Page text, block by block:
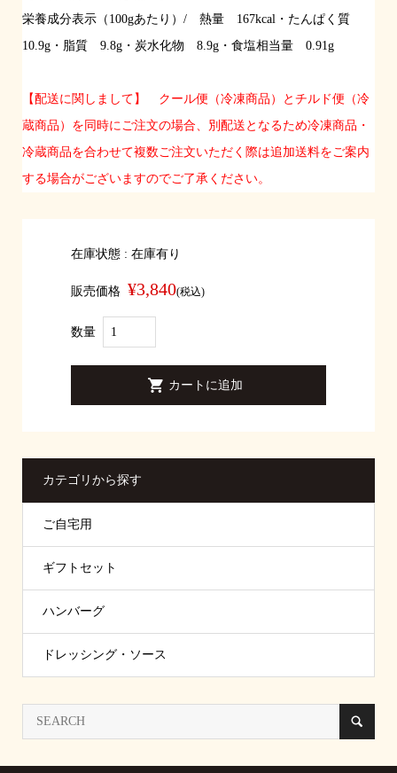
栄養成分表示（100gあたり）/ 熱量 167kcal・たんぱく質
10.9g・脂質 9.8g・炭水化物 8.9g・食塩相当量 0.91g
【配送に関しまして】 クール便（冷凍商品）とチルド便（冷
蔵商品）を同時にご注文の場合、別配送となるため冷凍商品・
冷蔵商品を合わせて複数ご注文いただく際は追加送料をご案内
する場合がございますのでご了承ください。
在庫状態 : 在庫有り
販売価格 ¥3,840(税込)
数量
カテゴリから探す
ご自宅用
ギフトセット
ハンバーグ
ドレッシング・ソース